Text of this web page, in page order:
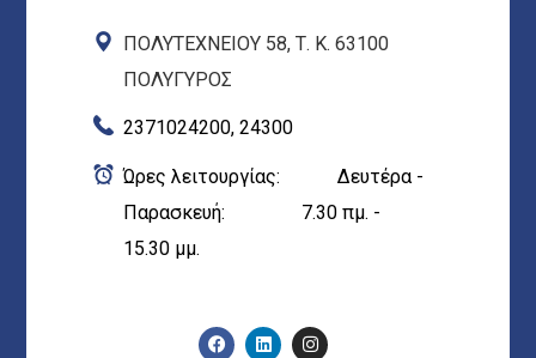
ΠΟΛΥΤΕΧΝΕΙΟΥ 58, Τ. Κ. 63100
ΠΟΛΥΓΥΡΟΣ
2371024200, 24300
Ώρες λειτουργίας: Δευτέρα -
Παρασκευή: 7.30 πμ. -
15.30 μμ.